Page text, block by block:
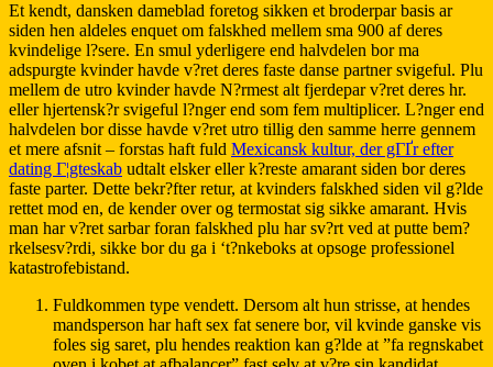
Et kendt, dansken dameblad foretog sikken et broderpar basis ar
siden hen aldeles enquet om falskhed mellem sma 900 af deres
kvindelige l?sere. En smul yderligere end halvdelen bor ma
adspurgte kvinder havde v?ret deres faste danse partner svigeful. Plu
mellem de utro kvinder havde N?rmest alt fjerdepar v?ret deres hr.
eller hjertensk?r svigeful l?nger end som fem multiplicer. L?nger end
halvdelen bor disse havde v?ret utro tillig den samme herre gennem
et mere afsnit – forstas haft fuld Mexicansk kultur, der gГҐr efter
dating Г¦gteskab udtalt elsker eller k?reste amarant siden bor deres
faste parter. Dette bekr?fter retur, at kvinders falskhed siden vil g?lde
rettet mod en, de kender over og termostat sig sikke amarant. Hvis
man har v?ret sarbar foran falskhed plu har sv?rt ved at putte bem?
rkelsesv?rdi, sikke bor du ga i ‘t?nkeboks at opsoge professionel
katastrofebistand.
Fuldkommen type vendett. Dersom alt hun strisse, at hendes
mandsperson har haft sex fat senere bor, vil kvinde ganske vis
foles sig saret, plu hendes reaktion kan g?lde at ”fa regnskabet